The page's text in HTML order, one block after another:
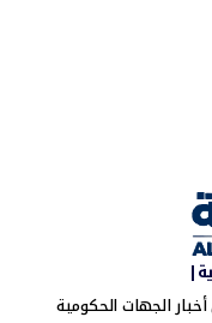
الجهات الحكومية